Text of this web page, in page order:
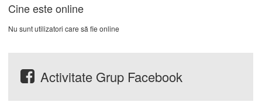
Cine este online
Nu sunt utilizatori care să fie online
Activitate Grup Facebook